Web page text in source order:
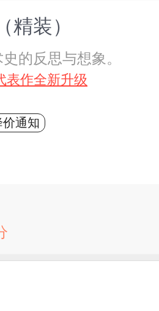
精装）
的反思与想象。
表作全新升级
价通知